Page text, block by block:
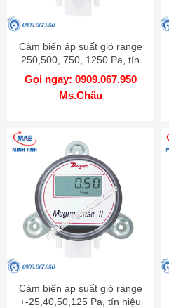
Cảm biến áp suất gió range
250,500, 750, 1250 Pa, tín
hiệu 0-10V hoặc 4-20mA -
Model MS2 W102
Gọi ngay: 0909.067.950
Ms.Châu
Cảm biến áp suất gió range
+-25,40,50,125 Pa, tín hiệu